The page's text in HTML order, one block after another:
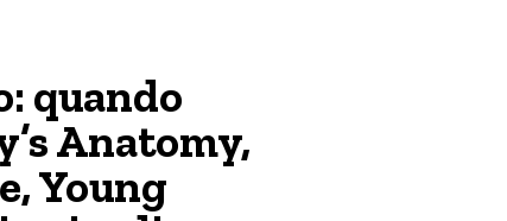
quando
Anatomy,
Young